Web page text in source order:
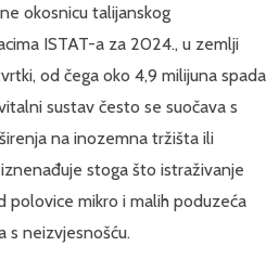
okosnicu talijanskog
ISTAT-a za 2024., u zemlji
od čega oko 4,9 milijuna spada
sustav često se suočava s
na inozemna tržišta ili
stoga što istraživanje
polovice mikro i malih poduzeća
s neizvjesnošću.